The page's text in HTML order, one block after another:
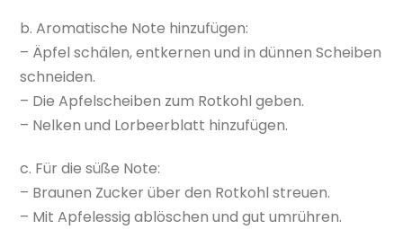
b. Aromatische Note hinzufügen:
– Äpfel schälen, entkernen und in dünnen Scheiben
schneiden.
– Die Apfelscheiben zum Rotkohl geben.
– Nelken und Lorbeerblatt hinzufügen.
c. Für die süße Note:
– Braunen Zucker über den Rotkohl streuen.
– Mit Apfelessig ablöschen und gut umrühren.